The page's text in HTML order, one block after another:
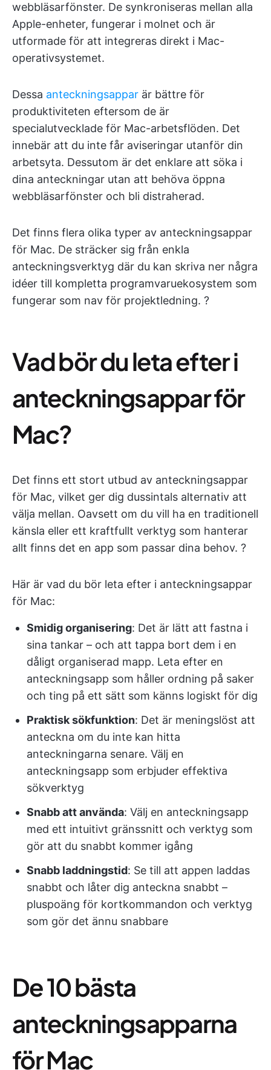
webbläsarfönster. De synkroniseras mellan alla
Apple-enheter, fungerar i molnet och är
utformade för att integreras direkt i Mac-
operativsystemet.
Dessa anteckningsappar är bättre för
produktiviteten eftersom de är
specialutvecklade för Mac-arbetsflöden. Det
innebär att du inte får aviseringar utanför din
arbetsyta. Dessutom är det enklare att söka i
dina anteckningar utan att behöva öppna
webbläsarfönster och bli distraherad.
Det finns flera olika typer av anteckningsappar
för Mac. De sträcker sig från enkla
anteckningsverktyg där du kan skriva ner några
idéer till kompletta programvaruekosystem som
fungerar som nav för projektledning. ?
Vad bör du leta efter i
anteckningsappar för
Mac?
Det finns ett stort utbud av anteckningsappar
för Mac, vilket ger dig dussintals alternativ att
välja mellan. Oavsett om du vill ha en traditionell
känsla eller ett kraftfullt verktyg som hanterar
allt finns det en app som passar dina behov. ?
Här är vad du bör leta efter i anteckningsappar
för Mac:
Smidig organisering: Det är lätt att fastna i
sina tankar – och att tappa bort dem i en
dåligt organiserad mapp. Leta efter en
anteckningsapp som håller ordning på saker
och ting på ett sätt som känns logiskt för dig
Praktisk sökfunktion: Det är meningslöst att
anteckna om du inte kan hitta
anteckningarna senare. Välj en
anteckningsapp som erbjuder effektiva
sökverktyg
Snabb att använda: Välj en anteckningsapp
med ett intuitivt gränssnitt och verktyg som
gör att du snabbt kommer igång
Snabb laddningstid: Se till att appen laddas
snabbt och låter dig anteckna snabbt –
pluspoäng för kortkommandon och verktyg
som gör det ännu snabbare
De 10 bästa
anteckningsapparna
för Mac